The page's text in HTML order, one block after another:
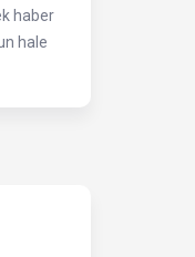
haber
hale